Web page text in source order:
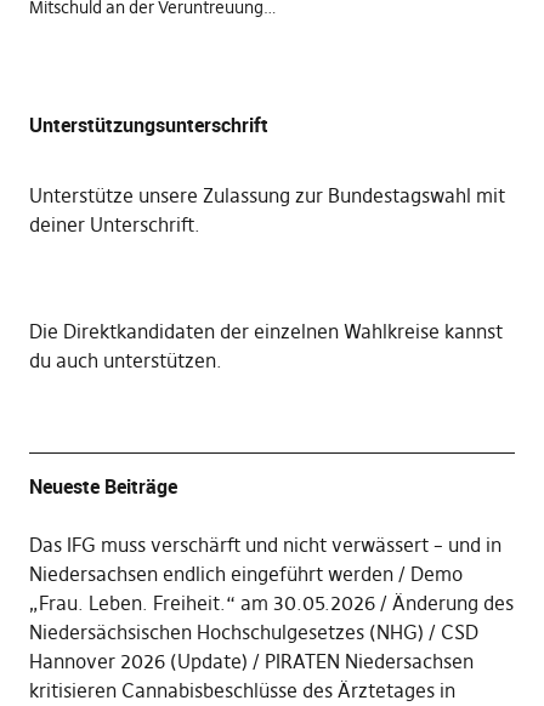
Mitschuld an der Veruntreuung…
Unterstützungsunterschrift
Unterstütze unsere Zulassung zur Bundestagswahl mit
deiner Unterschrift.
Die Direktkandidaten der einzelnen Wahlkreise kannst
du auch unterstützen.
Neueste Beiträge
Das IFG muss verschärft und nicht verwässert – und in
Niedersachsen endlich eingeführt werden
Demo
„Frau. Leben. Freiheit.“ am 30.05.2026
Änderung des
Niedersächsischen Hochschulgesetzes (NHG)
CSD
Hannover 2026 (Update)
PIRATEN Niedersachsen
kritisieren Cannabisbeschlüsse des Ärztetages in